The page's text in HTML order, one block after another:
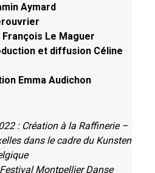
Aymard
Le Maguer
et diffusion Céline
Emma Audichon
: Création à la Raffinerie –
dans le cadre du Kunsten
Montpellier Danse